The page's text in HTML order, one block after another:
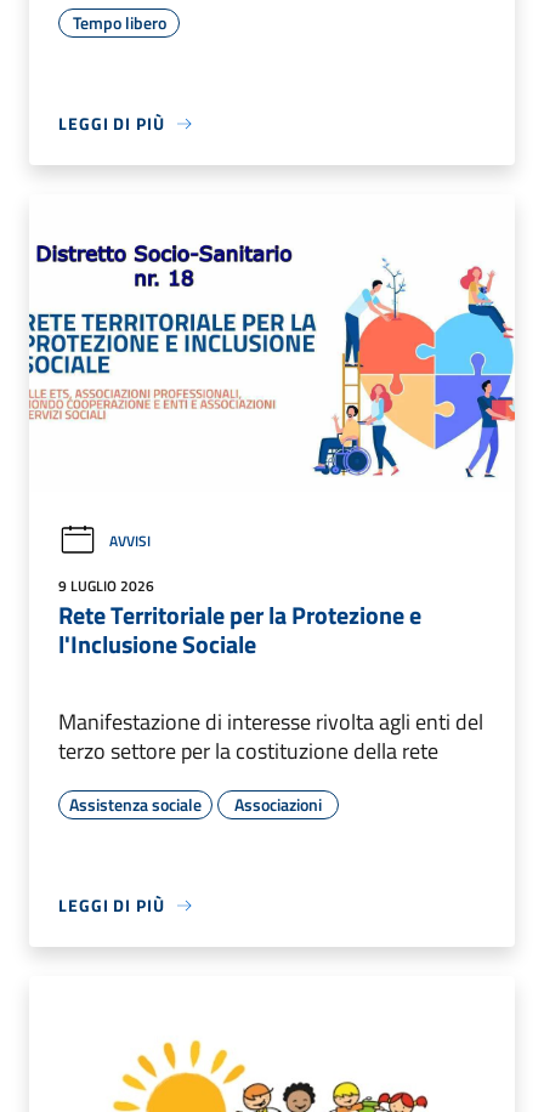
Tempo libero
LEGGI DI PIÙ
AVVISI
9 LUGLIO 2026
Rete Territoriale per la Protezione e
l'Inclusione Sociale
Manifestazione di interesse rivolta agli enti del
terzo settore per la costituzione della rete
Assistenza sociale Associazioni
LEGGI DI PIÙ